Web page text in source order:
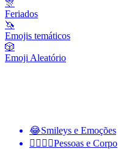
🎊
Feriados
🦄
Emojis temáticos
🎲
Emoji Aleatório
😂Smileys e Emoções
👩‍❤️‍💋‍👨Pessoas e Corpo